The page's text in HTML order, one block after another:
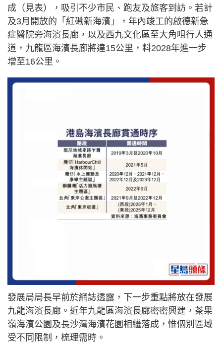
成（見表），吸引不少市民、跑友及旅客到訪。若計
及3月開放的「紅磡新海濱」，年內竣工的啟德新急
症醫院旁海濱長廊，以及西九文化區至大角咀行人通
道，九龍區海濱長廊將達15公里，料2028年進一步
增至16公里。
發展局局長早前於網誌透露，下一步重點將放在發展
九龍海濱長廊。近年九龍區海濱長廊密密興建，茶果
嶺海濱公園及長沙灣海濱花園相繼落成，惟個別區域
受不同限制，梳理需時。